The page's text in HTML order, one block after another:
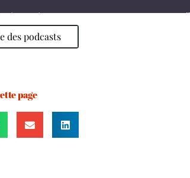
maladies » (Mc 1, 29-39)
des podcasts
page